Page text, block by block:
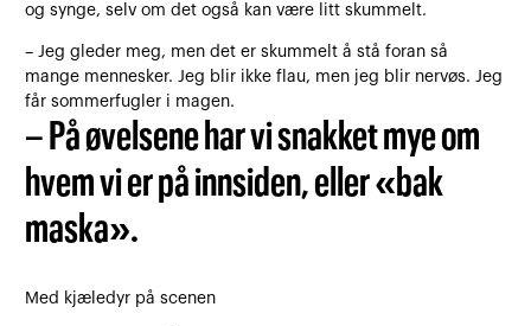
og synge, selv om det også kan være litt skummelt.
– Jeg gleder meg, men det er skummelt å stå foran så
mange mennesker. Jeg blir ikke flau, men jeg blir nervøs. Jeg
får sommerfugler i magen.
– På øvelsene har vi snakket mye om
hvem vi er på innsiden, eller «bak
maska».
Med kjæledyr på scenen